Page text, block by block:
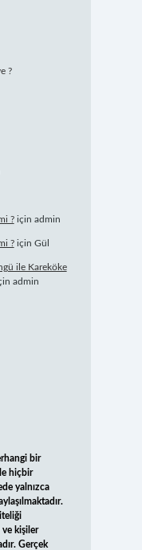
?
?için admin
?için Gül
ile Kareköke
admin
bir
hiçbir
yalnızca
ve kişiler
Gerçek